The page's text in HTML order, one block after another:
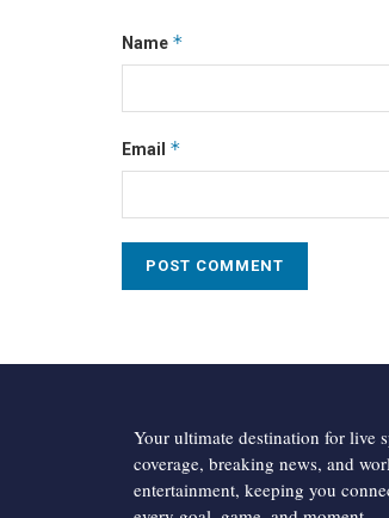
Name *
Email *
Your ultimate destination for live
coverage, breaking news, and
entertainment, keeping you